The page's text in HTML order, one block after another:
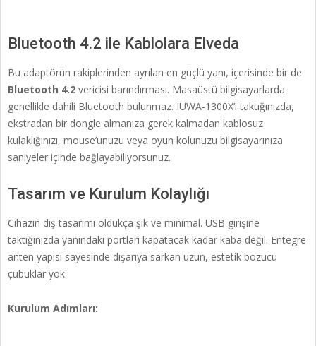
Bluetooth 4.2 ile Kablolara Elveda
Bu adaptörün rakiplerinden ayrılan en güçlü yanı, içerisinde bir de
Bluetooth 4.2 vericisi barındırması. Masaüstü bilgisayarlarda
genellikle dahili Bluetooth bulunmaz. IUWA-1300X’i taktığınızda,
ekstradan bir dongle almanıza gerek kalmadan kablosuz
kulaklığınızı, mouse’unuzu veya oyun kolunuzu bilgisayarınıza
saniyeler içinde bağlayabiliyorsunuz.
Tasarım ve Kurulum Kolaylığı
Cihazın dış tasarımı oldukça şık ve minimal. USB girişine
taktığınızda yanındaki portları kapatacak kadar kaba değil. Entegre
anten yapısı sayesinde dışarıya sarkan uzun, estetik bozucu
çubuklar yok.
Kurulum Adımları: